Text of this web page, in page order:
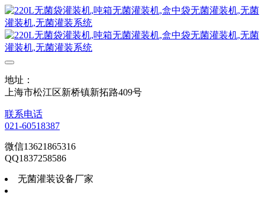
地址：
上海市松江区新桥镇新拓路409号
联系电话
021-60518387
微信13621865316
QQ1837258586
无菌灌装设备厂家